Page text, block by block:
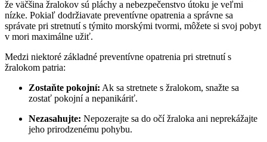
že väčšina žralokov sú pláchy a nebezpečenstvo útoku je veľmi
nízke. Pokiaľ dodržiavate preventívne opatrenia a správne sa
správate pri stretnutí s týmito morskými tvormi, môžete si svoj pobyt
v mori maximálne užiť.
Medzi niektoré základné preventívne opatrenia pri stretnutí s
žralokom patria:
Zostaňte pokojní: Ak sa stretnete s žralokom, snažte sa
zostať pokojní a nepanikáriť.
Nezasahujte: Nepozerajte sa do očí žraloka ani neprekážajte
jeho prirodzenému pohybu.